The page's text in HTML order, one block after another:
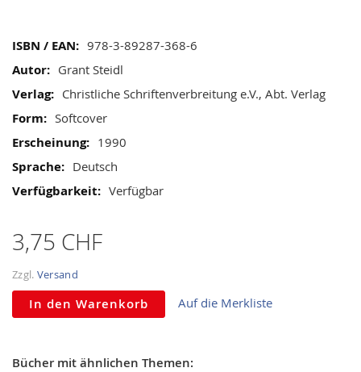
Mehr
Informationen
978-3-89287-368-6
Grant Steidl
Christliche Schriftenverbreitung e.V., Abt. Verlag
Softcover
1990
Deutsch
Verfügbar
3,75 CHF
Zzgl. Versand
In den Warenkorb Auf die Merkliste
Bücher mit ähnlichen Themen: